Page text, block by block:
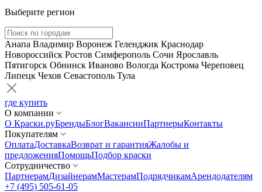
Выберите регион
Анапа Владимир Воронеж Геленджик Краснодар
Новороссийск Ростов Симферополь Сочи Ярославль
Пятигорск Обнинск Иваново Вологда Кострома Череповец
Липецк Чехов Севастополь Тула
где купить
О компании
О Краски.руБрендыБлогВакансииПартнерыКонтакты
Покупателям
ОплатаДоставкаВозврат и гарантияЖалобы и
предложенияПомощьПодбор краски
Сотрудничество
ПартнерамДизайнерамМастерамПодрядчикамАрендодателям
+7 (495) 505-61-05